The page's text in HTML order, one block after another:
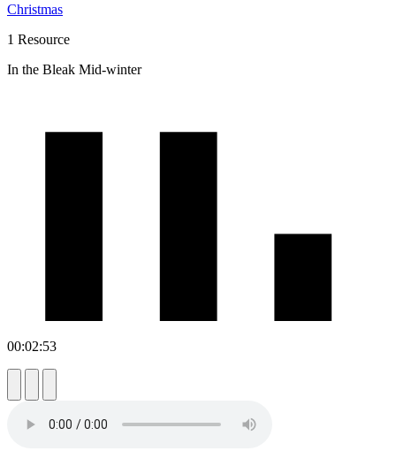
Christmas
1 Resource
In the Bleak Mid-winter
00:02:53